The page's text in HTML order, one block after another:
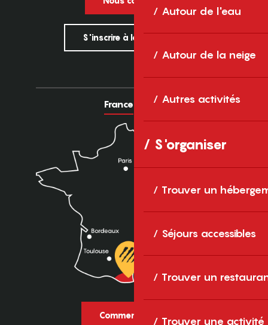
Autour de l'eau
Autour de la neige
Autres activités
S'organiser
Trouver un
Séjours accessibles
Trouver un
Trouver une activité
S'inscrire à la newsletter
France Europe
Comment venir ?